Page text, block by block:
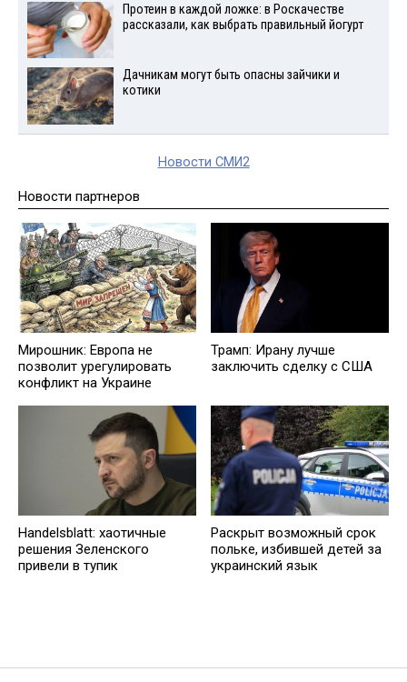
Протеин в каждой ложке: в Роскачестве
рассказали, как выбрать правильный йогурт
Дачникам могут быть опасны зайчики и
котики
Новости СМИ2
Новости партнеров
Мирошник: Европа не
позволит урегулировать
конфликт на Украине
Трамп: Ирану лучше
заключить сделку с США
Handelsblatt: хаотичные
решения Зеленского
привели в тупик
Раскрыт возможный срок
польке, избившей детей за
украинский язык